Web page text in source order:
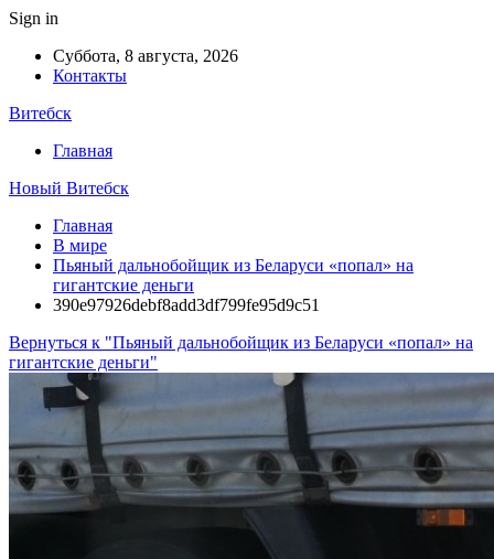
Sign in
Суббота, 8 августа, 2026
Контакты
Витебск
Главная
Новый Витебск
Главная
В мире
Пьяный дальнобойщик из Беларуси «попал» на
гигантские деньги
390e97926debf8add3df799fe95d9c51
Вернуться к "Пьяный дальнобойщик из Беларуси «попал» на
гигантские деньги"